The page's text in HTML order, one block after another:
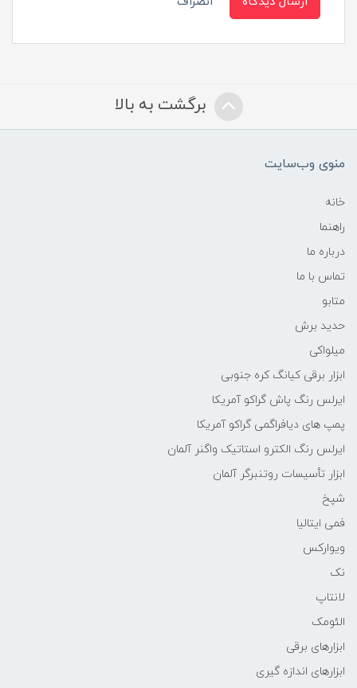
برگشت به بالا
منوی وب‌سایت
خانه
راهنما
درباره ما
تماس با ما
متابو
حدید برش
میلواکی
ابزار برقی کیانگ کره جنوبی
ایرلس رنگ پاش گراکو آمریکا
پمپ های دیافراگمی گراکو آمریکا
ایرلس رنگ الکترو استاتیک واگنر آلمان
ابزار تأسیسات روتنبرگر آلمان
شپخ
فمی ایتالیا
ویوارکس
نک
لانتاپ
الئومک
ابزارهای برقی
ابزارهای اندازه گیری